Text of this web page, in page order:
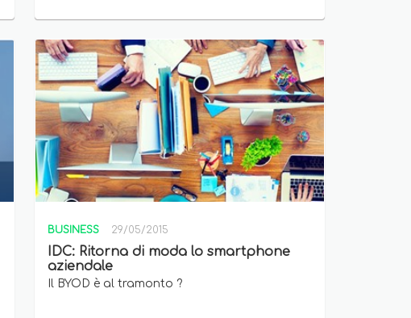
BUSINESS 29/05/2015
IDC: Ritorna di moda lo smartphone
aziendale
Il BYOD è al tramonto ?